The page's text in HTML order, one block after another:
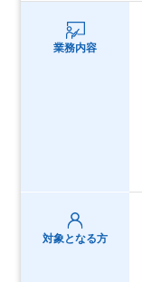
業務内容
対象となる方